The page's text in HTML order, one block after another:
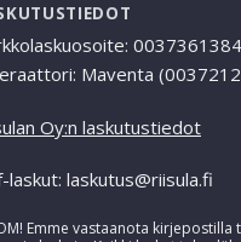
Maventa
Oy:n laskutustiedot
laskut: laskutus@riisula.fi
Emme vastaanota